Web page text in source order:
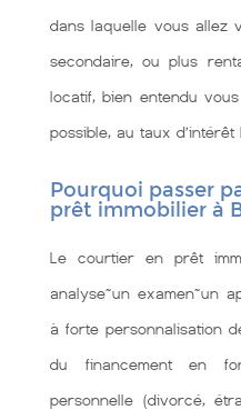
dans laquelle vous allez
secondaire, ou plus
locatif, bien entendu
possible, au taux d’intérêt
Pourquoi passer
prêt immobilier à
Le courtier en prêt
analyse~un examen~un
à forte personnalisation
du financement en
personnelle (divorcé,